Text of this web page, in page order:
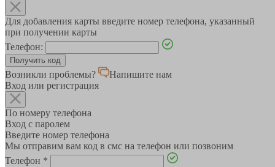
Для добавления карты введите номер телефона, указанный
при получении карты
Телефон:
Возникли проблемы?
Напишите нам
Вход или регистрация
По номеру телефона
Вход с паролем
Введите номер телефона
Мы отправим вам код в смс на телефон или позвоним
Телефон *